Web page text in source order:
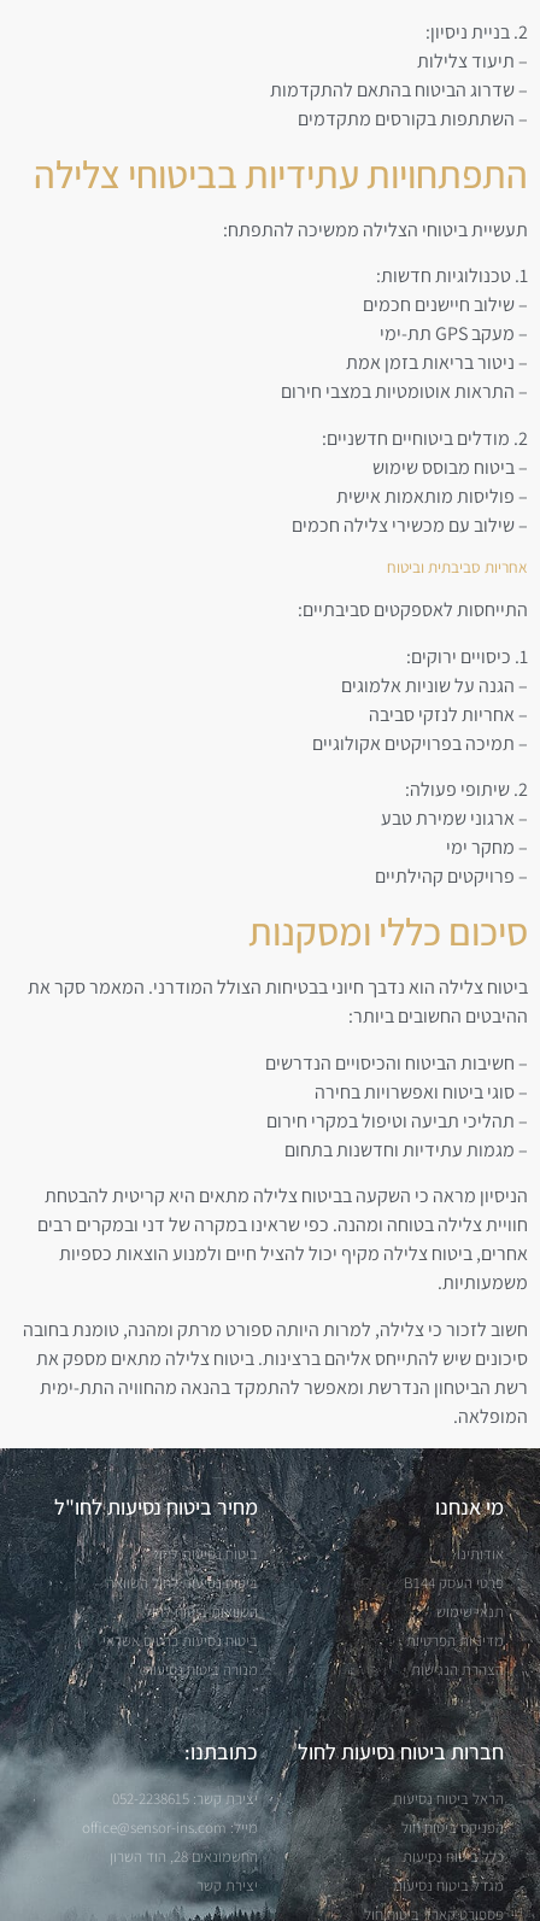
2. בניית ניסיון:
– תיעוד צלילות
– שדרוג הביטוח בהתאם להתקדמות
– השתתפות בקורסים מתקדמים
התפתחויות עתידיות בביטוחי צלילה
תעשיית ביטוחי הצלילה ממשיכה להתפתח:
1. טכנולוגיות חדשות:
– שילוב חיישנים חכמים
– מעקב GPS תת-ימי
– ניטור בריאות בזמן אמת
– התראות אוטומטיות במצבי חירום
2. מודלים ביטוחיים חדשניים:
– ביטוח מבוסס שימוש
– פוליסות מותאמות אישית
– שילוב עם מכשירי צלילה חכמים
אחריות סביבתית וביטוח
התייחסות לאספקטים סביבתיים:
1. כיסויים ירוקים:
– הגנה על שוניות אלמוגים
– אחריות לנזקי סביבה
– תמיכה בפרויקטים אקולוגיים
2. שיתופי פעולה:
– ארגוני שמירת טבע
– מחקר ימי
– פרויקטים קהילתיים
סיכום כללי ומסקנות
ביטוח צלילה הוא נדבך חיוני בבטיחות הצולל המודרני. המאמר סקר את
ההיבטים החשובים ביותר:
– חשיבות הביטוח והכיסויים הנדרשים
– סוגי ביטוח ואפשרויות בחירה
– תהליכי תביעה וטיפול במקרי חירום
– מגמות עתידיות וחדשנות בתחום
הניסיון מראה כי השקעה בביטוח צלילה מתאים היא קריטית להבטחת
חוויית צלילה בטוחה ומהנה. כפי שראינו במקרה של דני ובמקרים רבים
אחרים, ביטוח צלילה מקיף יכול להציל חיים ולמנוע הוצאות כספיות
משמעותיות.
חשוב לזכור כי צלילה, למרות היותה ספורט מרתק ומהנה, טומנת בחובה
סיכונים שיש להתייחס אליהם ברצינות. ביטוח צלילה מתאים מספק את
רשת הביטחון הנדרשת ומאפשר להתמקד בהנאה מהחוויה התת-ימית
המופלאה.
מי אנחנו
אודותינו
פרטי העסק B144
תנאי שימוש
מדיניות הפרטיות
הצהרת הנגישות
מחיר ביטוח נסיעות לחו"ל
ביטוח נסיעות לחול
ביטוח נסיעות לחול השוואה
השוואות ביטוח לחול
ביטוח נסיעות כרטיס אשראי
מנורה ביטוח נסיעות
חברות ביטוח נסיעות לחול
הראל ביטוח נסיעות
הפניקס ביטוח חול
כלל ביטוח נסיעות
מגדל ביטוח נסיעות
פספורט קארד ביטוח חול
כתובתנו:
יצירת קשר: 052-2238615
מייל: office@sensor-ins.com
החשמונאים 28, הוד השרון
יצירת קשר